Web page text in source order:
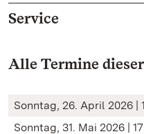
Service
Alle Termine
Sonntag, 26. April 2026 |
Sonntag, 31. Mai 2026 |